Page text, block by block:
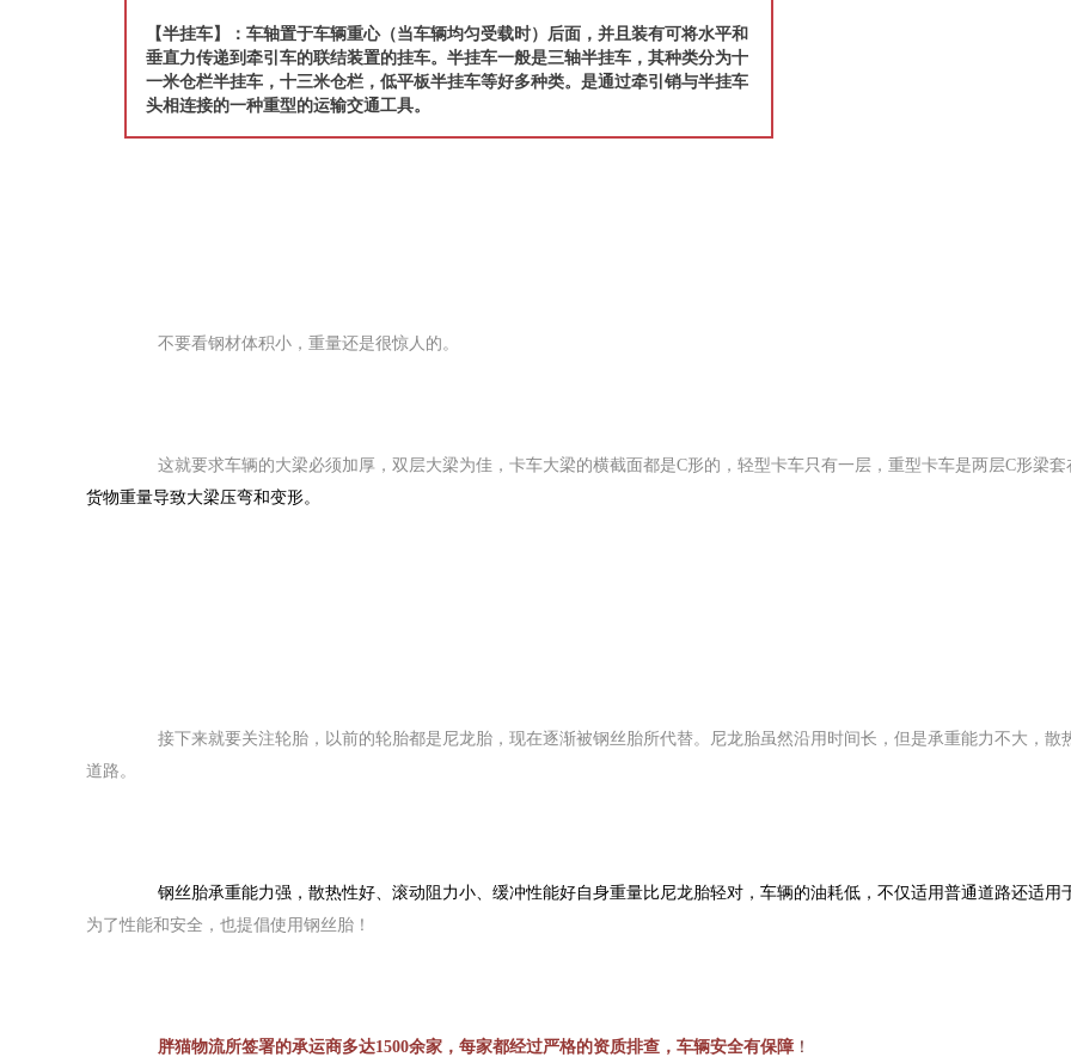
【半挂车】： 车轴置于车辆重心（当车辆均匀受载时）后面，并且装有可将水平和
垂直力传递到牵引车的联结装置的挂车。半挂车一般是三轴半挂车，其种类分为十
一米仓栏半挂车，十三米仓栏，低平板半挂车等好多种类。是通过牵引销与半挂车
头相连接的一种重型的运输交通工具。
不要看钢材体积小，重量还是很惊人的。
这就要求车辆的大梁必须加厚，双层大梁为佳， 卡车大梁的横截面都是C形的，轻型卡车只有一层，重型卡车是两层C形梁套
货物重量导致大梁压弯和变形。
接下来就要关注轮胎，以前的轮胎都是尼龙胎，现在逐渐被钢丝胎所代替。尼龙胎虽然沿用时间长，但是承重能力不大，散
道路。
钢丝胎承重能力强，散热性好、滚动阻力小、缓冲性能好自身重量比尼龙胎轻对，车辆的油耗低，不仅适用普通道路还适用
为了性能和安全，也提倡使用钢丝胎！
胖猫物流所签署的承运商多达1500余家，每家都经过严格的资质排查，车辆安全有保障 ！